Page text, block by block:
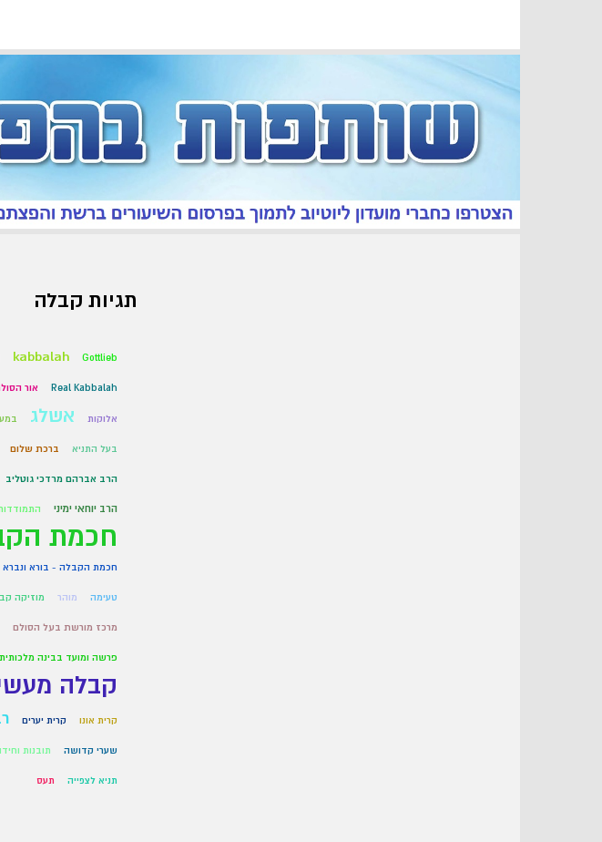
תגיות קבלה
Gottlieb
kabbalah
Real Kabbalah אור
אלוקות אשלג
בעל התניא ברכת שלום
הרב אברהם מרדכי גוטליב
הרב יוחאי ימיני
חכמת
חכמת הקבלה - בורא ונברא
טעימה מוהר מוזיקה
מרכז מורשת בעל הסולם
פרשה ומועד בבינה מלכותית
קבלה
קרית אונו קרית יערים
שערי קדושה תובנות
תניא לצפייה תעס